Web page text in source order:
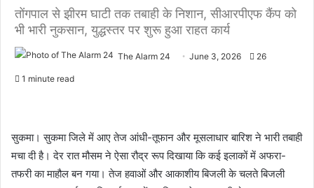
तोंगपाल से झीरम घाटी तक तबाही के निशान, सीआरपीएफ कैंप को
भी भारी नुकसान, युद्धस्तर पर शुरू हुआ राहत कार्य
The Alarm 24 June 3, 2026 26
1 minute read
सुकमा। सुकमा जिले में आए तेज आंधी-तूफान और मूसलाधार बारिश ने भारी तबाही
मचा दी है। देर रात मौसम ने ऐसा रौद्र रूप दिखाया कि कई इलाकों में अफरा-
तफरी का माहौल बन गया। तेज हवाओं और आकाशीय बिजली के चलते बिजली